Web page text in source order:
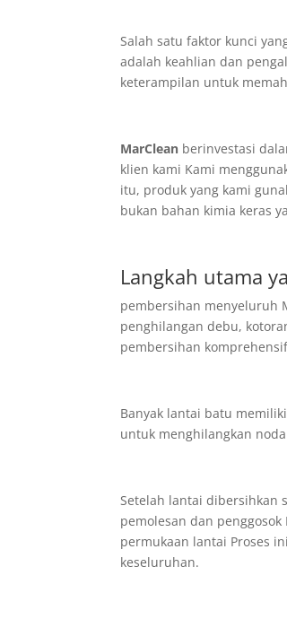
Salah satu faktor kunci
adalah keahlian dan
keterampilan untuk
MarClean berinvestasi
klien kami Kami
itu, produk yang kami
bukan bahan kimia keras
Langkah utama
pembersihan menyeluruh
penghilangan debu,
pembersihan
Banyak lantai batu
untuk menghilangkan
Setelah lantai dibersihkan
pemolesan dan
permukaan lantai Proses
keseluruhan.